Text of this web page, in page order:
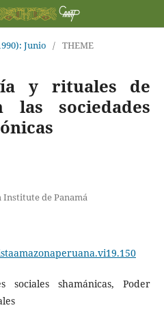
Junio / THEME
y rituales de
las sociedades
Institute de Panamá
sociales shamánicas, Poder